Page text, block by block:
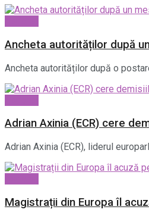
Ancheta autorităților după
Ancheta autorităților după o
Adrian Axinia (ECR) cere
Adrian Axinia (ECR), liderul
Magistrații din Europa îl